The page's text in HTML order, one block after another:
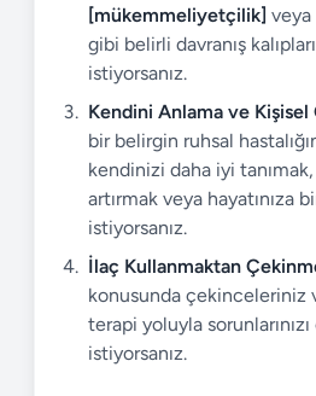
[mükemmeliyetçilik] veya
gibi belirli davranış
istiyorsanız.
Kendini Anlama ve Kişisel
bir belirgin ruhsal
kendinizi daha iyi tanımak,
artırmak veya hayatınıza
istiyorsanız.
İlaç Kullanmaktan
konusunda çekinceleriniz
terapi yoluyla
istiyorsanız.